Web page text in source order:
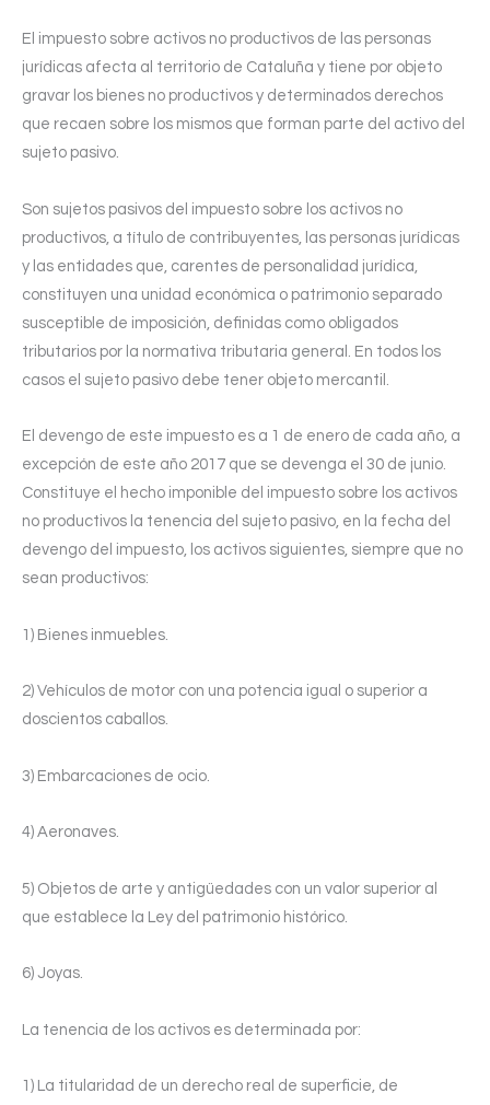
El impuesto sobre activos no productivos de las personas
jurídicas afecta al territorio de Cataluña y tiene por objeto
gravar los bienes no productivos y determinados derechos
que recaen sobre los mismos que forman parte del activo del
sujeto pasivo.
Son sujetos pasivos del impuesto sobre los activos no
productivos, a título de contribuyentes, las personas jurídicas
y las entidades que, carentes de personalidad jurídica,
constituyen una unidad económica o patrimonio separado
susceptible de imposición, definidas como obligados
tributarios por la normativa tributaria general. En todos los
casos el sujeto pasivo debe tener objeto mercantil.
El devengo de este impuesto es a 1 de enero de cada año, a
excepción de este año 2017 que se devenga el 30 de junio.
Constituye el hecho imponible del impuesto sobre los activos
no productivos la tenencia del sujeto pasivo, en la fecha del
devengo del impuesto, los activos siguientes, siempre que no
sean productivos:
1) Bienes inmuebles.
2) Vehículos de motor con una potencia igual o superior a
doscientos caballos.
3) Embarcaciones de ocio.
4) Aeronaves.
5) Objetos de arte y antigüedades con un valor superior al
que establece la Ley del patrimonio histórico.
6) Joyas.
La tenencia de los activos es determinada por:
1) La titularidad de un derecho real de superficie, de